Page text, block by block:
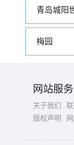
青岛城阳
梅园
网站服务
关于我们 联
版权声明